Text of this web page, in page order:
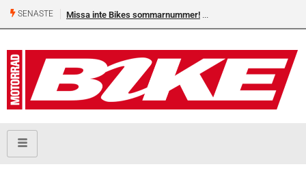
SENASTE Missa inte Bikes sommarnummer!